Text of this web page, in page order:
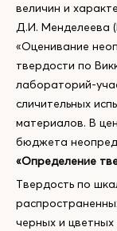
величин и
Д.И. Менделеева
«Оценивание
твердости по
лабораторий-
сличительных
материалов. В
бюджета
«Определение
Твердость по
черных и